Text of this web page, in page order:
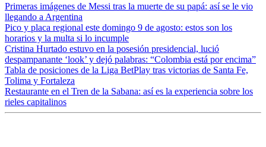
Primeras imágenes de Messi tras la muerte de su papá: así se le vio
llegando a Argentina
Pico y placa regional este domingo 9 de agosto: estos son los
horarios y la multa si lo incumple
Cristina Hurtado estuvo en la posesión presidencial, lució
despampanante ‘look’ y dejó palabras: “Colombia está por encima”
Tabla de posiciones de la Liga BetPlay tras victorias de Santa Fe,
Tolima y Fortaleza
Restaurante en el Tren de la Sabana: así es la experiencia sobre los
rieles capitalinos